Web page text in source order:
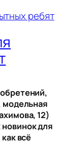
модельная
12)
для
всё